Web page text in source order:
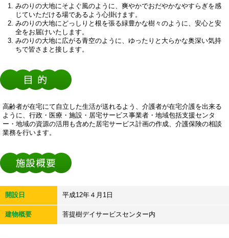
みのりの大地にそよぐ風のように、爽やかでおだやかなやすらぎを感
じていただける場であるよう心掛けます。
みのりの大地にどっしりと根を張る緑豊かな樹々のように、安心と安
全をお届けいたします。
みのりの大地に広がる青空のように、ゆったりと大らかな奥深い気持
ちで皆さまと接します。
高齢者が在宅にて自立した生活が送れるよう、介護者が在宅介護を出来る
ように、行政・医療・施設・居宅サービス事業者・地域包括支援センタ
ー・地域の資源の活用も含めた居宅サービス計画の作成、介護保険の相談
業務を行います。
開設日 平成12年４月1日
建物概要 菩提樹デイサービスセンター内